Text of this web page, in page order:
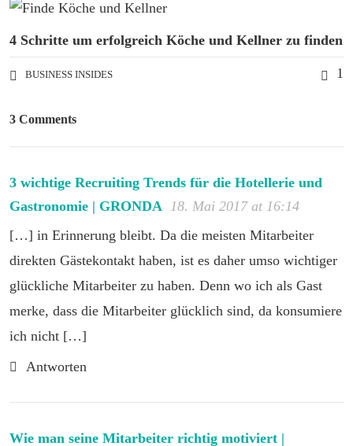
4 Schritte um erfolgreich Köche und Kellner zu finden
BUSINESS INSIDES 1
3 Comments
3 wichtige Recruiting Trends für die Hotellerie und
Gastronomie | GRONDA 18. Mai 2017 at 16:14
[…] in Erinnerung bleibt. Da die meisten Mitarbeiter
direkten Gästekontakt haben, ist es daher umso wichtiger
glückliche Mitarbeiter zu haben. Denn wo ich als Gast
merke, dass die Mitarbeiter glücklich sind, da konsumiere
ich nicht […]
Antworten
Wie man seine Mitarbeiter richtig motiviert |